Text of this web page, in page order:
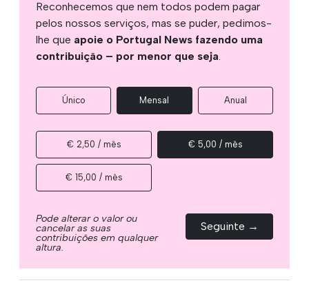
Reconhecemos que nem todos podem pagar
pelos nossos serviços, mas se puder, pedimos-
lhe que apoie o Portugal News fazendo uma
contribuição – por menor que seja.
Único Mensal Anual
€ 2,50 / mês € 5,00 / mês
€ 15,00 / mês
Pode alterar o valor ou
cancelar as suas
contribuições em qualquer
altura.
Seguinte →